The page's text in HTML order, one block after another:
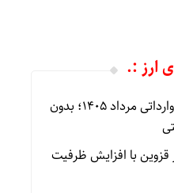
ارز :.
فروش فوری خودروهای وارداتی مرداد ۱۴۰۵؛ بدون
با افزایش ظرفیت